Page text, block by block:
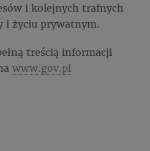
i kolejnych trafnych
i życiu prywatnym.
treścią informacji
www.gov.pl